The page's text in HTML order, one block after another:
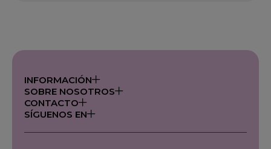
INFORMACIÓN
SOBRE NOSOTROS
CONTACTO
SÍGUENOS EN